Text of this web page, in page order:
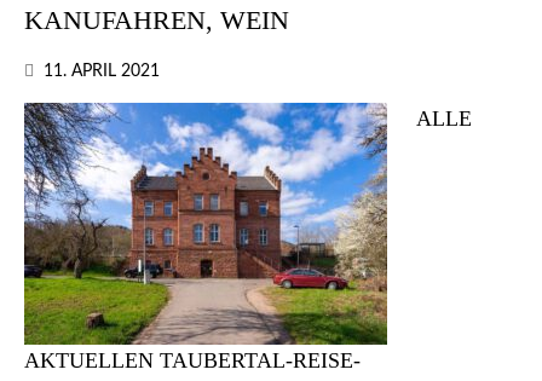
KANUFAHREN, WEIN
11. APRIL 2021
ALLE
AKTUELLEN TAUBERTAL-REISE-